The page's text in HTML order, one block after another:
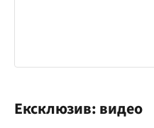
Ексклюзив: видео